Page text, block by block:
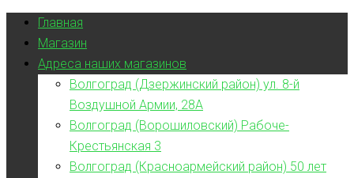
Главная
Магазин
Адреса наших магазинов
Волгоград (Дзержинский район) ул. 8-й
Воздушной Армии, 28А
Волгоград (Ворошиловский) Рабоче-
Крестьянская 3
Волгоград (Красноармейский район) 50 лет